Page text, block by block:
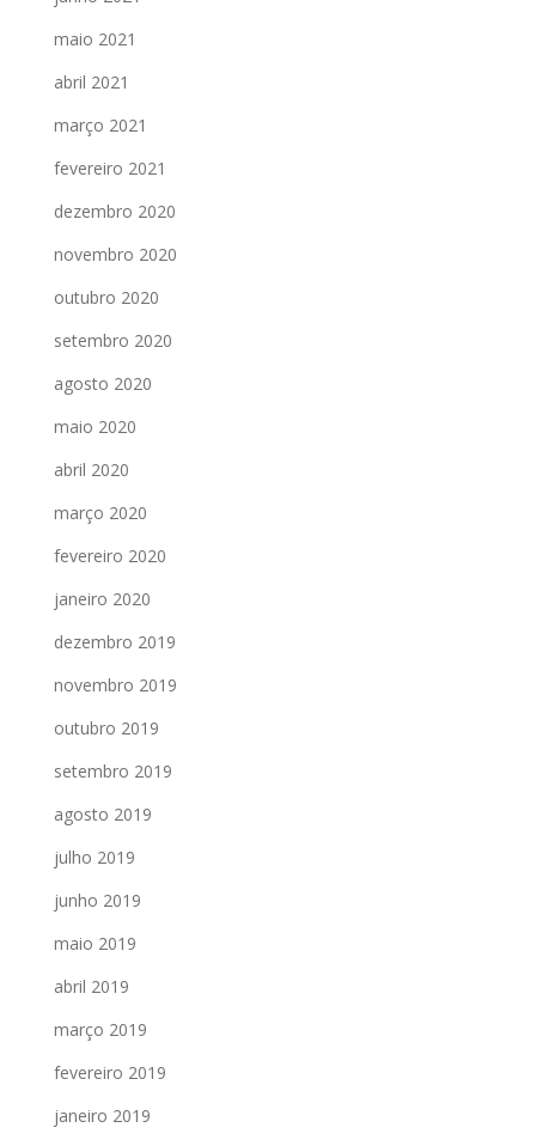
maio 2021
abril 2021
março 2021
fevereiro 2021
dezembro 2020
novembro 2020
outubro 2020
setembro 2020
agosto 2020
maio 2020
abril 2020
março 2020
fevereiro 2020
janeiro 2020
dezembro 2019
novembro 2019
outubro 2019
setembro 2019
agosto 2019
julho 2019
junho 2019
maio 2019
abril 2019
março 2019
fevereiro 2019
janeiro 2019